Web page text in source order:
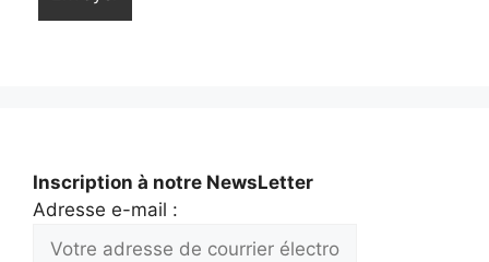
Inscription à notre NewsLetter
Adresse e-mail :